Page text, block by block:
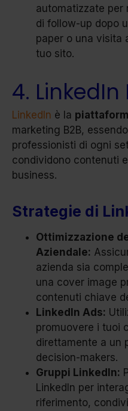
automatizzate per
di follow-up dopo
paper o una visita
tuo sito.
4.
LinkedIn è la
marketing B2B,
professionisti di ogni
condividono contenuti
business.
Strategie di
Ottimizzazione
Aziendale:
azienda sia
una cover image
contenuti chiave
LinkedIn Ads:
promuovere i tuoi
direttamente a un
decision-makers.
Gruppi LinkedIn:
LinkedIn per
riferimento,